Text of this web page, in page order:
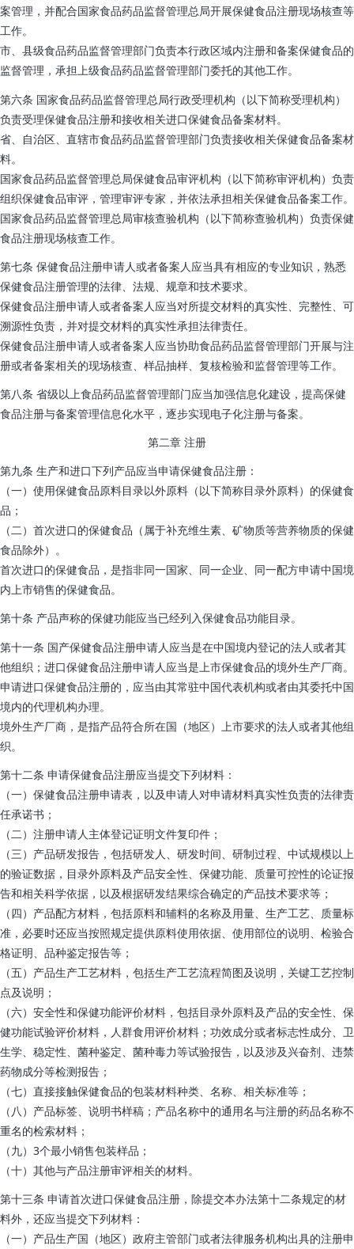
案管理，并配合国家食品药品监督管理总局开展保健食品注册现场核查等
工作。
市、县级食品药品监督管理部门负责本行政区域内注册和备案保健食品的
监督管理，承担上级食品药品监督管理部门委托的其他工作。
第六条 国家食品药品监督管理总局行政受理机构（以下简称受理机构）
负责受理保健食品注册和接收相关进口保健食品备案材料。
省、自治区、直辖市食品药品监督管理部门负责接收相关保健食品备案材
料。
国家食品药品监督管理总局保健食品审评机构（以下简称审评机构）负责
组织保健食品审评，管理审评专家，并依法承担相关保健食品备案工作。
国家食品药品监督管理总局审核查验机构（以下简称查验机构）负责保健
食品注册现场核查工作。
第七条 保健食品注册申请人或者备案人应当具有相应的专业知识，熟悉
保健食品注册管理的法律、法规、规章和技术要求。
保健食品注册申请人或者备案人应当对所提交材料的真实性、完整性、可
溯源性负责，并对提交材料的真实性承担法律责任。
保健食品注册申请人或者备案人应当协助食品药品监督管理部门开展与注
册或者备案相关的现场核查、样品抽样、复核检验和监督管理等工作。
第八条 省级以上食品药品监督管理部门应当加强信息化建设，提高保健
食品注册与备案管理信息化水平，逐步实现电子化注册与备案。
第二章 注册
第九条 生产和进口下列产品应当申请保健食品注册：
（一）使用保健食品原料目录以外原料（以下简称目录外原料）的保健食
品；
（二）首次进口的保健食品（属于补充维生素、矿物质等营养物质的保健
食品除外）。
首次进口的保健食品，是指非同一国家、同一企业、同一配方申请中国境
内上市销售的保健食品。
第十条 产品声称的保健功能应当已经列入保健食品功能目录。
第十一条 国产保健食品注册申请人应当是在中国境内登记的法人或者其
他组织；进口保健食品注册申请人应当是上市保健食品的境外生产厂商。
申请进口保健食品注册的，应当由其常驻中国代表机构或者由其委托中国
境内的代理机构办理。
境外生产厂商，是指产品符合所在国（地区）上市要求的法人或者其他组
织。
第十二条 申请保健食品注册应当提交下列材料：
（一）保健食品注册申请表，以及申请人对申请材料真实性负责的法律责
任承诺书；
（二）注册申请人主体登记证明文件复印件；
（三）产品研发报告，包括研发人、研发时间、研制过程、中试规模以上
的验证数据，目录外原料及产品安全性、保健功能、质量可控性的论证报
告和相关科学依据，以及根据研发结果综合确定的产品技术要求等；
（四）产品配方材料，包括原料和辅料的名称及用量、生产工艺、质量标
准，必要时还应当按照规定提供原料使用依据、使用部位的说明、检验合
格证明、品种鉴定报告等；
（五）产品生产工艺材料，包括生产工艺流程简图及说明，关键工艺控制
点及说明；
（六）安全性和保健功能评价材料，包括目录外原料及产品的安全性、保
健功能试验评价材料，人群食用评价材料；功效成分或者标志性成分、卫
生学、稳定性、菌种鉴定、菌种毒力等试验报告，以及涉及兴奋剂、违禁
药物成分等检测报告；
（七）直接接触保健食品的包装材料种类、名称、相关标准等；
（八）产品标签、说明书样稿；产品名称中的通用名与注册的药品名称不
重名的检索材料；
（九）3个最小销售包装样品；
（十）其他与产品注册审评相关的材料。
第十三条 申请首次进口保健食品注册，除提交本办法第十二条规定的材
料外，还应当提交下列材料：
（一）产品生产国（地区）政府主管部门或者法律服务机构出具的注册申